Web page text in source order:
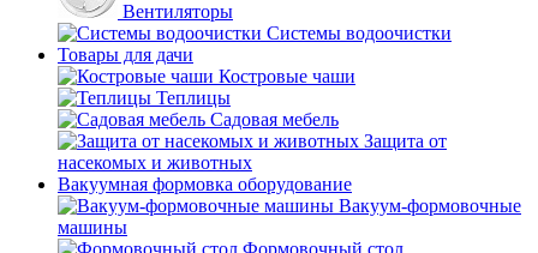
Вентиляторы
Системы водоочистки
Товары для дачи
Костровые чаши
Теплицы
Садовая мебель
Защита от
насекомых и животных
Вакуумная формовка оборудование
Вакуум-формовочные
машины
Формовочный стол